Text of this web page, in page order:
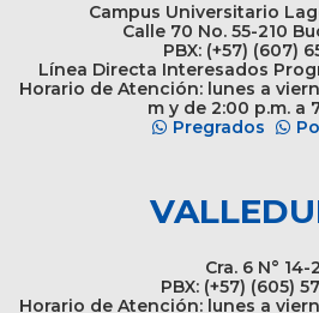
Campus Universitario
Calle 70 No. 55-210
PBX: (+57) (607)
Línea Directa Interesados
Horario de Atención: lunes a
m y de 2:00 p.m. a
Pregrados
Cra. 6 N° 14-
PBX: (+57) (605)
Horario de Atención: lunes a